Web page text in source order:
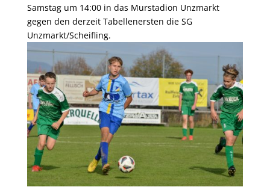
Samstag um 14:00 in das Murstadion Unzmarkt
gegen den derzeit Tabellenersten die SG
Unzmarkt/Scheifling.